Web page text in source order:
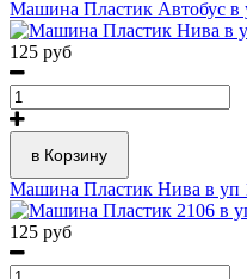
Машина Пластик Автобус в
125 руб
в Корзину
Машина Пластик Нива в уп
125 руб